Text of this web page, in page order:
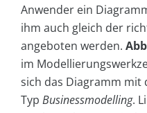
Anwender ein
ihm auch gleich der
angeboten werden.
im
sich das Diagramm mit
Typ Businessmodelling.